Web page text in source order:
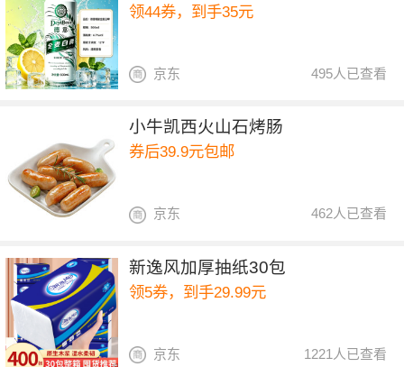
领44券，到手35元
495人已查看
京东
小牛凯西火山石烤肠
券后39.9元包邮
462人已查看
京东
新逸风加厚抽纸30包
领5券，到手29.99元
1221人已查看
京东